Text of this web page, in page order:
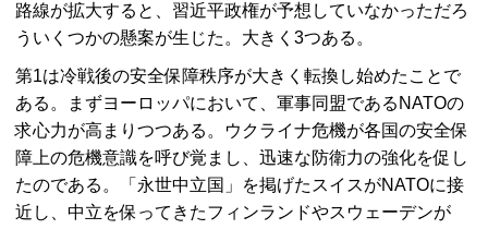
路線が拡大すると、習近平政権が予想していなかっただろ
ういくつかの懸案が生じた。大きく3つある。
第1は冷戦後の安全保障秩序が大きく転換し始めたことで
ある。まずヨーロッパにおいて、軍事同盟であるNATOの
求心力が高まりつつある。ウクライナ危機が各国の安全保
障上の危機意識を呼び覚まし、迅速な防衛力の強化を促し
たのである。「永世中立国」を掲げたスイスがNATOに接
近し、中立を保ってきたフィンランドやスウェーデンが